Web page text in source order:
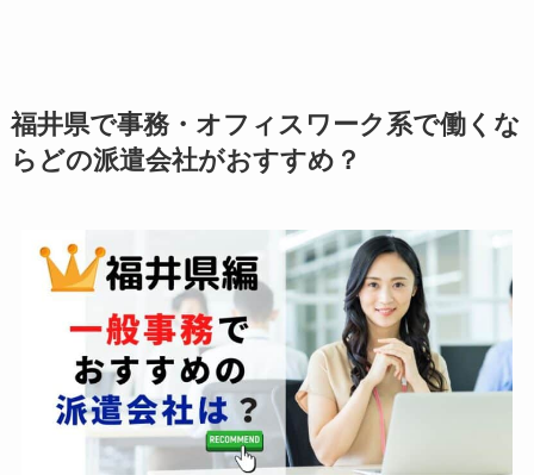
福井県で事務・オフィスワーク系で働くな
らどの派遣会社がおすすめ？